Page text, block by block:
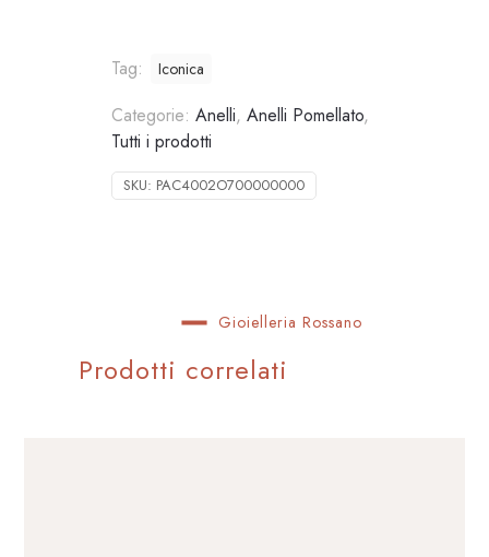
Tag: Iconica
Categorie:Anelli,Anelli Pomellato,
Tutti i prodotti
SKU: PAC4002O700000000
Gioielleria Rossano
Prodotti correlati